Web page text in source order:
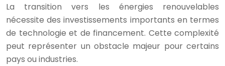
La transition vers les énergies renouvelables
nécessite des investissements importants en termes
de technologie et de financement. Cette complexité
peut représenter un obstacle majeur pour certains
pays ou industries.